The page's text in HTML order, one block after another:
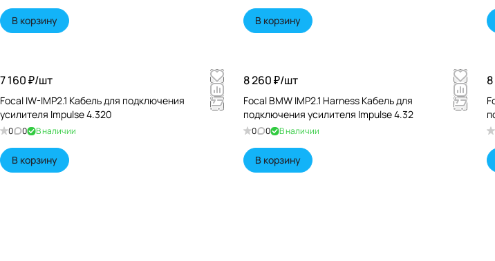
В корзину В корзину
7 160 ₽/шт
Focal IW-IMP2.1 Кабель для подключения
усилителя Impulse 4.320
0 0 В наличии
В корзину
8 260 ₽/шт
Focal BMW IMP2.1 Harness Кабель для
подключения усилителя Impulse 4.32
0 0 В наличии
В корзину